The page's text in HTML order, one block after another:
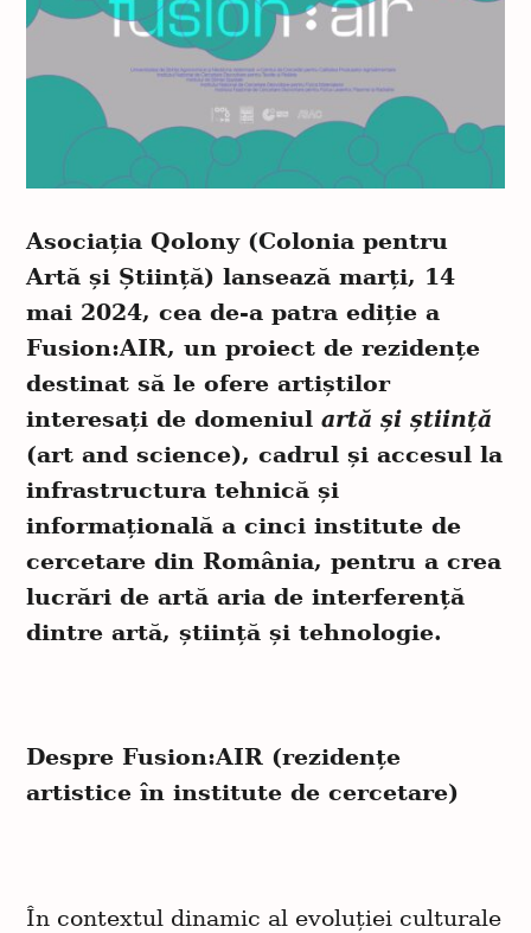
Asociația Qolony (Colonia pentru
Artă și Știință) lansează marți, 14
mai 2024, cea de-a patra ediție a
Fusion:AIR, un proiect de rezidențe
destinat să le ofere artiștilor
interesați de domeniul artă și știință
(art and science), cadrul și accesul la
infrastructura tehnică și
informațională a cinci institute de
cercetare din România, pentru a crea
lucrări de artă aria de interferență
dintre artă, știință și tehnologie.
Despre Fusion:AIR (rezidențe
artistice în institute de cercetare)
În contextul dinamic al evoluției culturale